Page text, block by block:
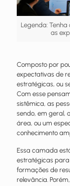
Legenda:
as
Composto por
expectativas de
estratégicas, ou
Com esse
sistêmica, as
sendo, em geral,
área, ou um
conhecimento
Essa camada
estratégicas para
formações de
relevância.